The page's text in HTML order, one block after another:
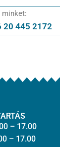
minket:
20 445 2172
– 17.00
– 17.00